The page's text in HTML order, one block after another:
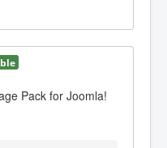
Pack for Joomla!